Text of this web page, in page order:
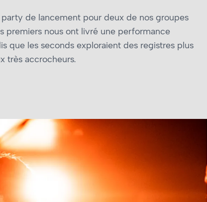
de lancement pour deux de nos groupes
premiers nous ont livré une performance
que les seconds exploraient des registres plus
très accrocheurs.